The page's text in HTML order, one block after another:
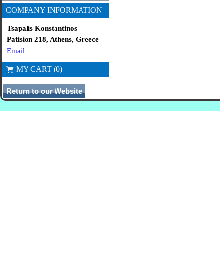
COMPANY INFORMATION
Tsapalis Konstantinos
Patision 218, Athens, Greece
Email
MY CART (0)